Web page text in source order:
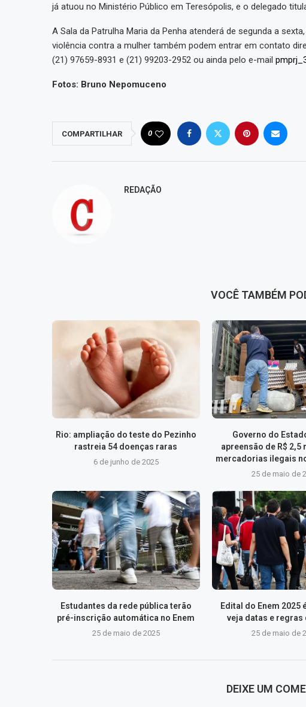
já atuou no Ministério Público em Teresópolis, e o delegado
A Sala da Patrulha Maria da Penha atenderá de segunda a
violência contra a mulher também podem entrar em contato
(21) 97659-8931 e (21) 99203-2952 ou ainda pelo e-mail
Fotos: Bruno Nepomuceno
COMPARTILHAR 0
REDAÇÃO
VOCÊ TAMBÉM
Rio: ampliação do teste do Pezinho
rastreia 54 doenças raras
6 de junho de 2025
Governo do
apreensão de R$ 2,5
mercadorias ilegais
25 de maio de
Estudantes da rede pública terão
pré-inscrição automática no Enem
25 de maio de 2025
Edital do Enem 2025
veja datas e regras
25 de maio de
DEIXE UM